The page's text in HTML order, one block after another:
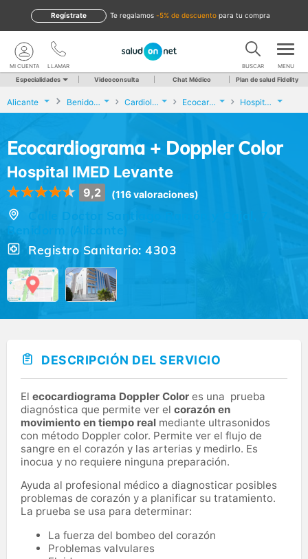
te regalamos -5% de descuento para tu compra
Regístrate
LLAMAR
MI CUENTA BUSCAR MENU
Especialidades Videoconsulta Chat Médico Plan de salud Fidelity
Alicante Benidorm Cardiología Ecocardiograma + Doppler Color Hospital IMED Levante
Ecocardiograma + Doppler Color
Hospital IMED Levante
9,2 (116 valoraciones)
Calle Doctor Santiago Ramón y Cajal, 7,
Benidorm (Alicante)
Registro Sanitario: 4303
DESCRIPCIÓN DEL SERVICIO
El ecocardiograma Doppler Color es una prueba
diagnóstica que permite ver el corazón en
movimiento en tiempo real mediante ultrasonidos
con método Doppler color. Permite ver el flujo de
sangre en el corazón y las arterias y medirlo. Es
inocua y no requiere ninguna preparación.
Ayuda al profesional médico a diagnosticar posibles
problemas de corazón y a planificar su tratamiento.
La prueba se usa para determinar:
La fuerza del bombeo del corazón
Problemas valvulares